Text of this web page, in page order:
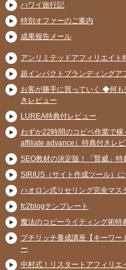
ハワイ旅行記
特別オファーのご案内
成果報告メール
アンリミテッドアフィリエイト
超インパクトブランディング
お客が勝手に買っていく ◆何
きレビュー
LUREA特典付レビュー
わずか22時間のコピペ作業で
affiliate advance）特典付きレ
SEO教材の決定版！「賢威」特
SIRIUS（サイト作成ツール）に
ハオロン式リセリング完全マス
fc2blogテンプレート
魔法のコピーライティング術特
プチリッチ養成講座【キーワ
ー
中村式！リスタートアフィリエ